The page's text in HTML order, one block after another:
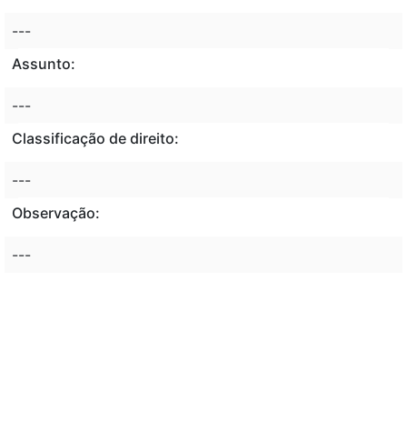
---
Assunto:
---
Classificação de direito:
---
Observação:
---